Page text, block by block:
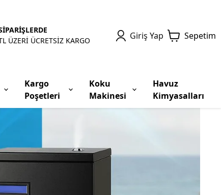
ÜZERİ ÜCRETSİZ KARGO
Giriş Yap Sepetim
Kargo
Poşetleri
Koku
Makinesi
Havuz
Kimyasalları